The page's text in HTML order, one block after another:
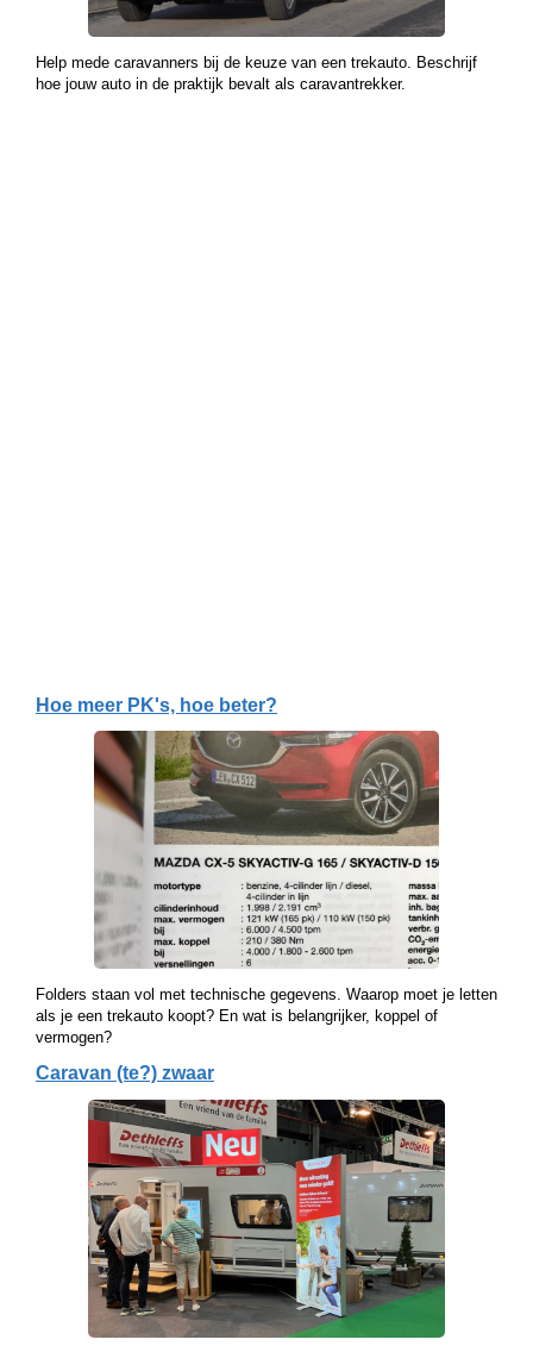
Help mede caravanners bij de keuze van een trekauto. Beschrijf
hoe jouw auto in de praktijk bevalt als caravantrekker.
Hoe meer PK's, hoe beter?
Folders staan vol met technische gegevens. Waarop moet je letten
als je een trekauto koopt? En wat is belangrijker, koppel of
vermogen?
Caravan (te?) zwaar